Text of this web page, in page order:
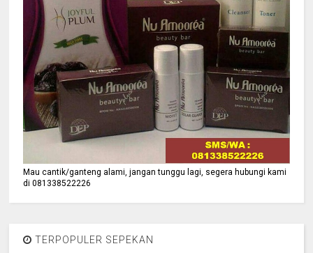
Mau cantik/ganteng alami, jangan tunggu lagi, segera hubungi kami
di 081338522226
TERPOPULER SEPEKAN